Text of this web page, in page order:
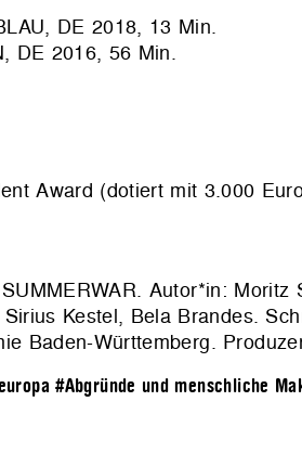
DE 2018, 13 Min.
DE 2016, 56 Min.
Award (dotiert mit 3.000
Autor*in:
Kestel, Bela Brandes.
Baden-Württemberg.
#Abgründe und menschliche